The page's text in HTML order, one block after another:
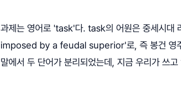
과제는 영어로 'task'다. task의 어원은 중세시
imposed by a feudal superior'로, 즉 봉건 영
말에서 두 단어가 분리되었는데, 지금 우리가 쓰